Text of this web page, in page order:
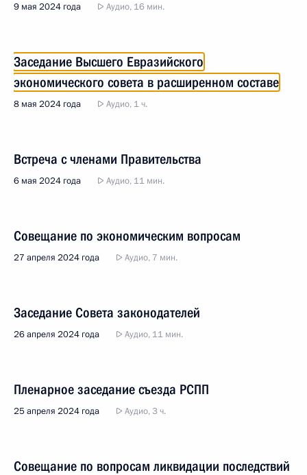
9 мая 2024 года Аудио, 16 мин.
Заседание Высшего Евразийского
экономического совета в расширенном составе
8 мая 2024 года Аудио, 1 ч.
Встреча с членами Правительства
6 мая 2024 года Аудио, 11 мин.
Совещание по экономическим вопросам
27 апреля 2024 года Аудио, 7 мин.
Заседание Совета законодателей
26 апреля 2024 года Аудио, 11 мин.
Пленарное заседание съезда РСПП
25 апреля 2024 года Аудио, 3 ч.
Совещание по вопросам ликвидации последствий